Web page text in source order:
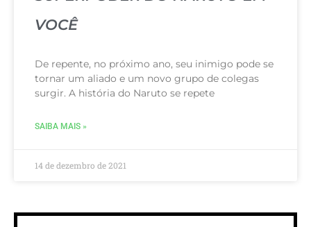
VOCÊ
De repente, no próximo ano, seu inimigo pode se
tornar um aliado e um novo grupo de colegas
surgir. A história do Naruto se repete
SAIBA MAIS »
14 de dezembro de 2021